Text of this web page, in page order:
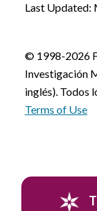
Last Updated:
© 1998-2026
Investigación
inglés). Todos
Terms of Use